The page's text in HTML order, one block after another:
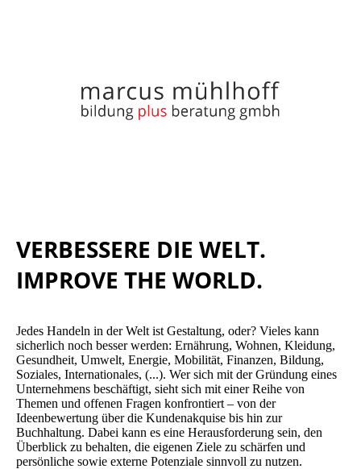
VERBESSERE DIE WELT.
IMPROVE THE WORLD.
Jedes Handeln in der Welt ist Gestaltung, oder? Vieles kann
sicherlich noch besser werden: Ernährung, Wohnen, Kleidung,
Gesundheit, Umwelt, Energie, Mobilität, Finanzen, Bildung,
Soziales, Internationales, (...). Wer sich mit der Gründung eines
Unternehmens beschäftigt, sieht sich mit einer Reihe von
Themen und offenen Fragen konfrontiert – von der
Ideenbewertung über die Kundenakquise bis hin zur
Buchhaltung. Dabei kann es eine Herausforderung sein, den
Überblick zu behalten, die eigenen Ziele zu schärfen und
persönliche sowie externe Potenziale sinnvoll zu nutzen.